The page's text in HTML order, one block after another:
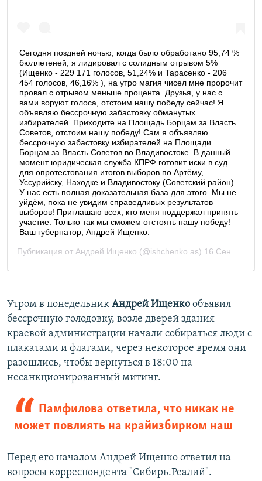
Утром в понедельник Андрей Ищенко объявил
бессрочную голодовку, возле дверей здания
краевой администрации начали собираться люди с
плакатами и флагами, через некоторое время они
разошлись, чтобы вернуться в 18:00 на
несанкционированный митинг.
Памфилова ответила, что никак не
может повлиять на крайизбирком наш
Перед его началом Андрей Ищенко ответил на
вопросы корреспондента "Сибирь.Реалий".